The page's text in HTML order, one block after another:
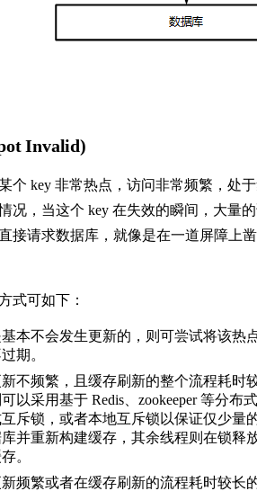
Invalid)
个 key 非常热点，访问非常频繁，处
况，当这个 key 在失效的瞬间，大量
接请求数据库，就像是在一道屏障上
式可如下：
本不会发生更新的，则可尝试将该热
期。
不频繁，且缓存刷新的整个流程耗时
以采用基于 Redis、zookeeper 等分布式
斥锁，或者本地互斥锁以保证仅少量
并重新构建缓存，其余线程则在锁释
。
频繁或者在缓存刷新的流程耗时较长